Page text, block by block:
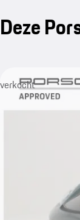
Deze
verkocht